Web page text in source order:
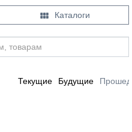
 Каталоги
Текущие Будущие